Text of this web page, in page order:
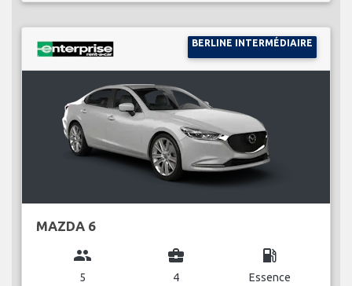
BERLINE INTERMÉDIAIRE
MAZDA 6
group
5
business_center
4
local_gas_station
Essence